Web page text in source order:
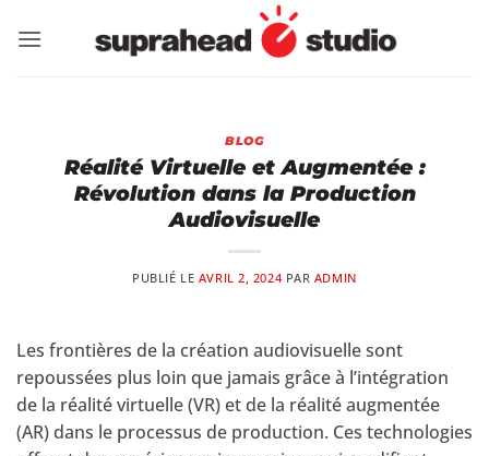
au
BLOG
Réalité Virtuelle et Augmentée :
Révolution dans la Production
Audiovisuelle
PUBLIÉ LE AVRIL 2, 2024 PAR ADMIN
Les frontières de la création audiovisuelle sont
repoussées plus loin que jamais grâce à l’intégration
de la réalité virtuelle (VR) et de la réalité augmentée
(AR) dans le processus de production. Ces technologies